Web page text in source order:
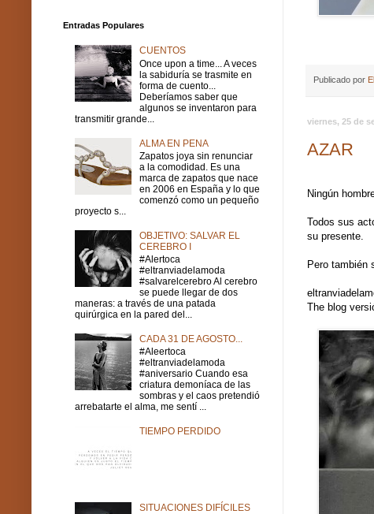
Publicado por
viernes, 25 de
AZAR
Ningún
Todos sus
su presente.
Pero también
The blog
Entradas Populares
CUENTOS
Once upon a time... A veces
la sabiduría se trasmite en
forma de cuento...
Deberíamos saber que
algunos se inventaron para
transmitir grande...
ALMA EN PENA
Zapatos joya sin renunciar
a la comodidad. Es una
marca de zapatos que nace
en 2006 en España y lo que
comenzó como un pequeño
proyecto s...
OBJETIVO: SALVAR EL
CEREBRO I
#Alertoca
#eltranviadelamoda
#salvarelcerebro Al cerebro
se puede llegar de dos
maneras: a través de una patada
quirúrgica en la pared del...
CADA 31 DE AGOSTO...
#Aleertoca
#eltranviadelamoda
#aniversario Cuando esa
criatura demoníaca de las
sombras y el caos pretendió
arrebatarte el alma, me sentí ...
TIEMPO PERDIDO
SITUACIONES DIFÍCILES